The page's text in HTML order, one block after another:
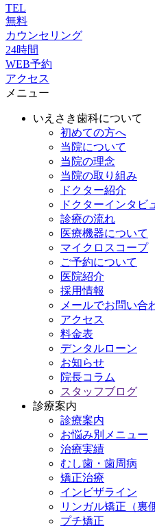
TEL
無料
カウンセリング
24時間
WEB予約
アクセス
メニュー
いえさき歯科について
初めての方へ
当院について
当院の理念
当院の取り組み
ドクター紹介
ドクターインタビ
診療の流れ
医療機器について
マイクロスコープ
ご予約について
医院紹介
採用情報
メールでお問い合
アクセス
料金表
デンタルローン
お知らせ
院長コラム
スタッフブログ
診療案内
診療案内
お悩み別メニュー
治療実績
むし歯・歯周病
矯正治療
インビザライン
リンガル矯正（裏
プチ矯正